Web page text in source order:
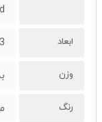
ابعاد
وزن
رنگ